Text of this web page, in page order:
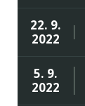
22. 9.
2022
5. 9.
2022